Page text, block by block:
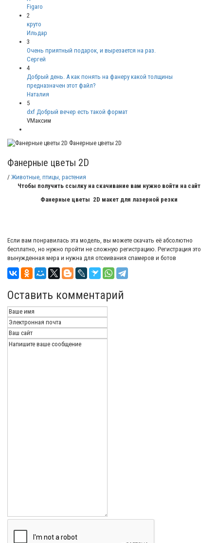
Figaro
2
круто
Ильдар
3
Очень приятный подарок, и вырезается на раз.
Сергей
4
Добрый день. А как понять на фанеру какой толщины
предназначен этот файл?
Наталия
5
dxf Добрый вечер есть такой формат
VМаксим
Фанерные цветы 2D
Фанерные цветы 2D
/ Животные, птицы, растения
Чтобы получить ссылку на скачивание вам нужно войти на сайт
Фанерные цветы 2D макет для лазерной резки
Если вам понравилась эта модель, вы можете скачать её абсолютно
бесплатно, но нужно пройти не сложную регистрацию. Регистрация это
вынужденная мера и нужна для отсеивания спамеров и ботов
Оставить комментарий